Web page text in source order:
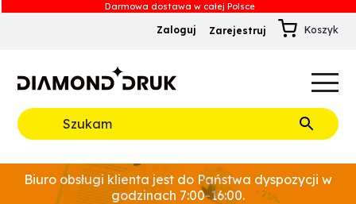
Zaloguj Zarejestruj
Rozwiń
Biuro obsługi klienta jest do Państwa dyspozycji w
godzinach 7:00-16:00.